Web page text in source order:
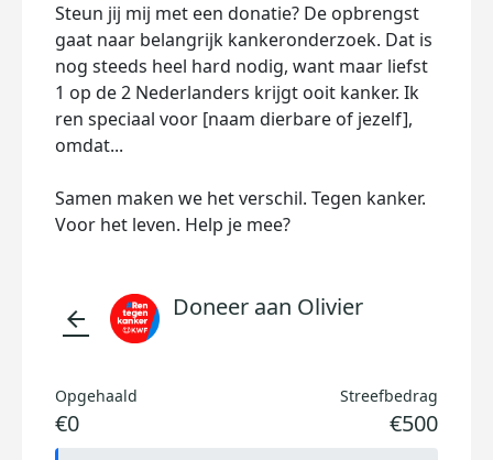
Steun jij mij met een donatie? De opbrengst
gaat naar belangrijk kankeronderzoek. Dat is
nog steeds heel hard nodig, want maar liefst
1 op de 2 Nederlanders krijgt ooit kanker. Ik
ren speciaal voor [naam dierbare of jezelf],
omdat...
Samen maken we het verschil. Tegen kanker.
Voor het leven. Help je mee?
arrow_back Doneer aan Olivier
Opgehaald
€0
Streefbedrag
€500